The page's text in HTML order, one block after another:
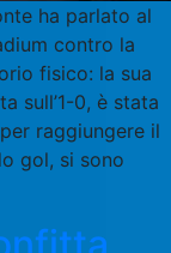
ha parlato al
contro la
fisico: la sua
sull’1-0, è stata
raggiungere il
gol, si sono